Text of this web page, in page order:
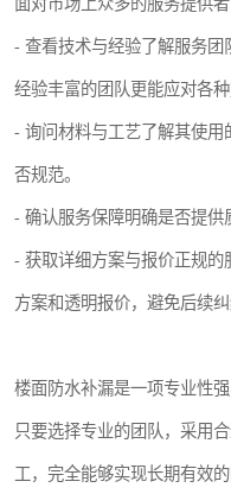
- 查看技术与经验了解服务团
经验丰富的团队更能应对各种
- 询问材料与工艺了解其使
否规范。
- 确认服务保障明确是否提供
- 获取详细方案与报价正规的
方案和透明报价，避免后续纠
楼面防水补漏是一项专业性强
只要选择专业的团队，采用
工，完全能够实现长期有效